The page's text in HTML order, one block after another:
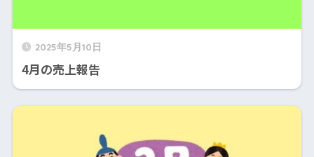
2025年5月10日
4月の売上報告